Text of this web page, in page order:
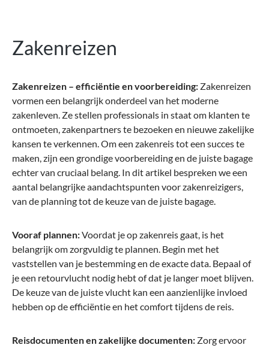
Zakenreizen
Zakenreizen – efficiëntie en voorbereiding: Zakenreizen
vormen een belangrijk onderdeel van het moderne
zakenleven. Ze stellen professionals in staat om klanten te
ontmoeten, zakenpartners te bezoeken en nieuwe zakelijke
kansen te verkennen. Om een zakenreis tot een succes te
maken, zijn een grondige voorbereiding en de juiste bagage
echter van cruciaal belang. In dit artikel bespreken we een
aantal belangrijke aandachtspunten voor zakenreizigers,
van de planning tot de keuze van de juiste bagage.
Vooraf plannen:Voordat je op zakenreis gaat, is het
belangrijk om zorgvuldig te plannen. Begin met het
vaststellen van je bestemming en de exacte data. Bepaal of
je een retourvlucht nodig hebt of dat je langer moet blijven.
De keuze van de juiste vlucht kan een aanzienlijke invloed
hebben op de efficiëntie en het comfort tijdens de reis.
Reisdocumenten en zakelijke documenten: Zorg ervoor